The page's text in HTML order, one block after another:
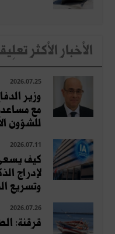
الأخبار الأكثر
2026.07.25
وزير
مع مساعد
للشؤون
2026.07.11
كيف يسعى
لإدراج
وتسريع
2026.07.26
قرقنة: